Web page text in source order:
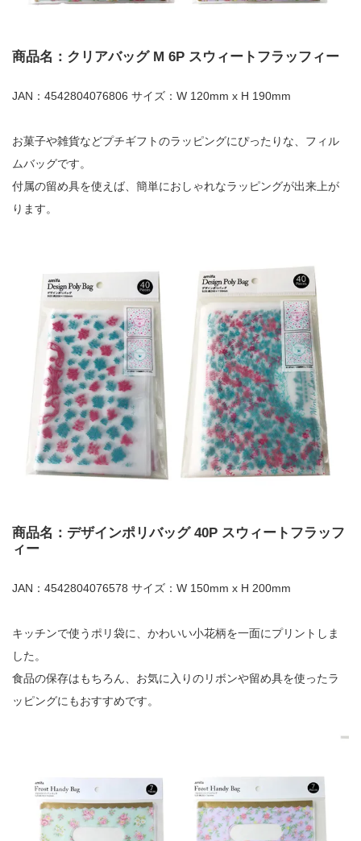
商品名：クリアバッグ M 6P スウィートフラッフィー
JAN：4542804076806 サイズ：W 120mm x H 190mm
お菓子や雑貨などプチギフトのラッピングにぴったりな、フィル
ムバッグです。
付属の留め具を使えば、簡単におしゃれなラッピングが出来上が
ります。
商品名：デザインポリバッグ 40P スウィートフラッフ
ィー
JAN：4542804076578 サイズ：W 150mm x H 200mm
キッチンで使うポリ袋に、かわいい小花柄を一面にプリントしま
した。
食品の保存はもちろん、お気に入りのリボンや留め具を使ったラ
ッピングにもおすすめです。